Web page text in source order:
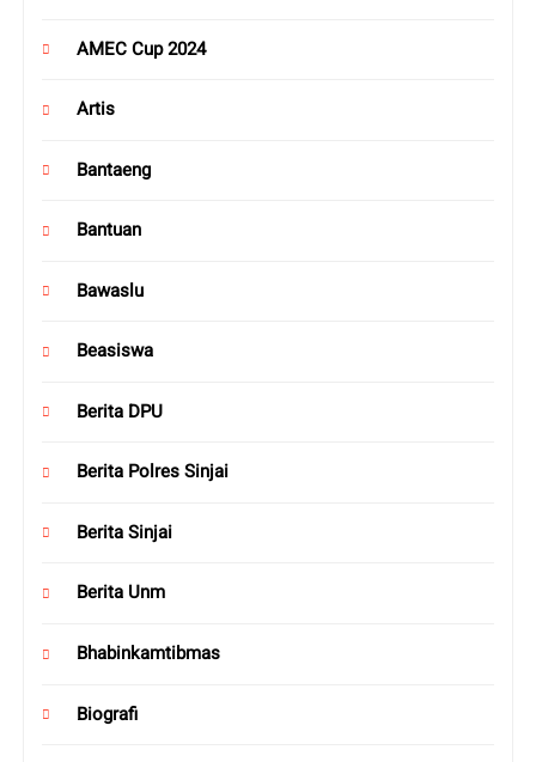
AMEC Cup 2024
Artis
Bantaeng
Bantuan
Bawaslu
Beasiswa
Berita DPU
Berita Polres Sinjai
Berita Sinjai
Berita Unm
Bhabinkamtibmas
Biografi